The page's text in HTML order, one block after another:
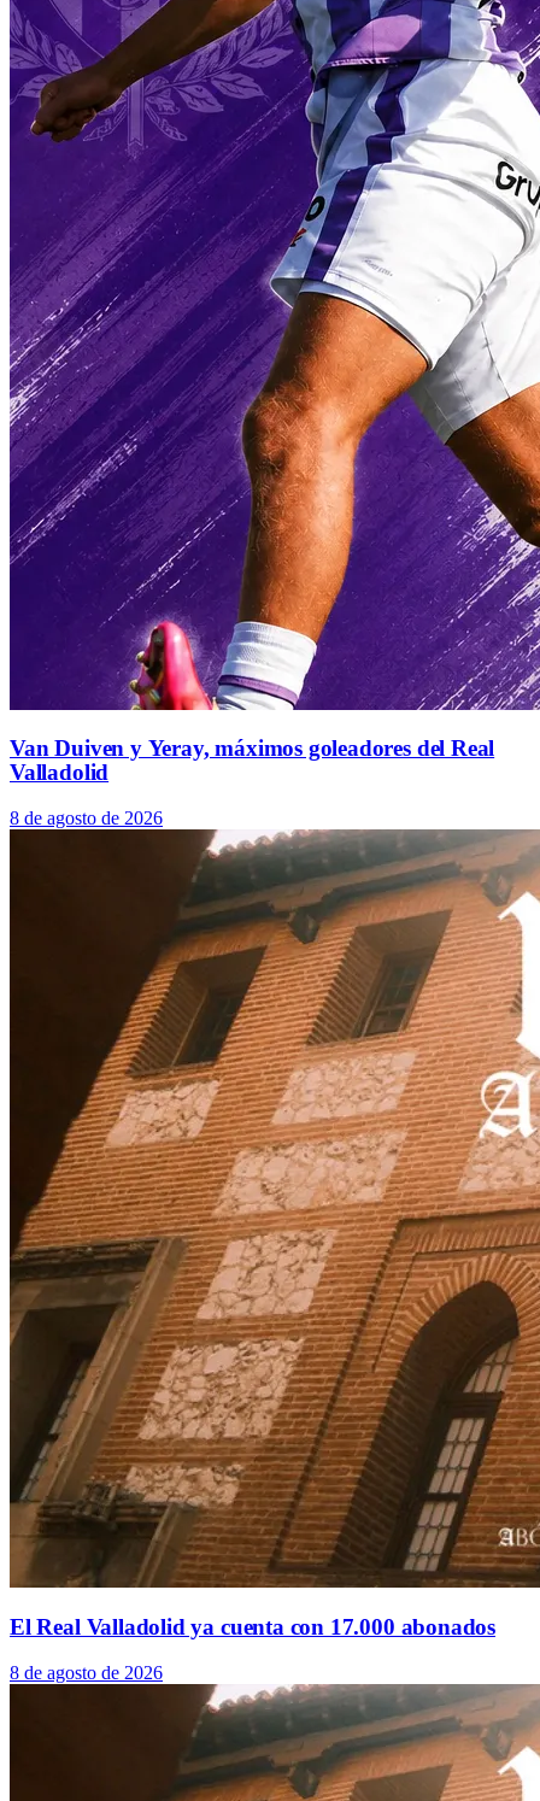
Van Duiven y Yeray, máximos goleadores del Real
Valladolid
8 de agosto de 2026
El Real Valladolid ya cuenta con 17.000 abonados
8 de agosto de 2026